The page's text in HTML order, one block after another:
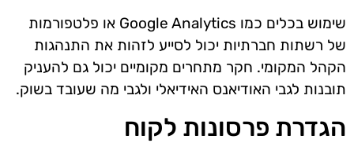
שימוש בכלים כמו Google Analytics או פלטפורמות
של רשתות חברתיות יכול לסייע לזהות את התנהגות
הקהל המקומי. חקר מתחרים מקומיים יכול גם להעניק
תובנות לגבי האודיאנס האידיאלי ולגבי מה שעובד בשוק.
הגדרת פרסונות לקוח